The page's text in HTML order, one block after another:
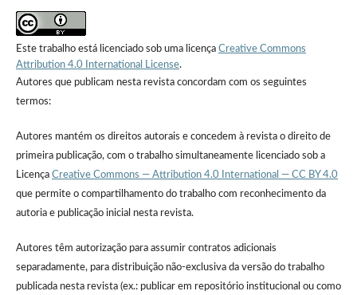
Este trabalho está licenciado sob uma licença Creative Commons
Attribution 4.0 International License.
Autores que publicam nesta revista concordam com os seguintes
termos:
Autores mantém os direitos autorais e concedem à revista o direito de
primeira publicação, com o trabalho simultaneamente licenciado sob a
Licença Creative Commons — Attribution 4.0 International — CC BY 4.0
que permite o compartilhamento do trabalho com reconhecimento da
autoria e publicação inicial nesta revista.
Autores têm autorização para assumir contratos adicionais
separadamente, para distribuição não-exclusiva da versão do trabalho
publicada nesta revista (ex.: publicar em repositório institucional ou como